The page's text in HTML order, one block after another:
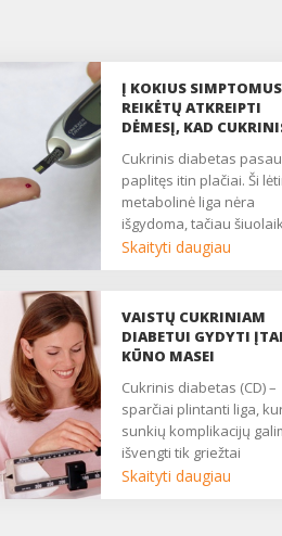
Į KOKIUS SIMPTOMUS
REIKĖTŲ ATKREIPTI
DĖMESĮ, KAD
DIAGNOZUOJAMAS
LAIKU?
Cukrinis diabetas pasaulyje
paplitęs itin plačiai. Ši
metabolinė liga nėra
išgydoma, tačiau
medicina padeda visiškai
Lietuvoje pirmo tipo
diabetu sergančių
nėra tiek daug
tūkstančiai), tai antro tipo
cukriniu diabetu
sergančiųjų yra kur kas
daugiau ir šis skaičius
sparčiai didėja. Ką reikėtų
Skaityti daugiau
VAISTŲ CUKRINIAM
DIABETUI GYDYTI
KŪNO MASEI
Cukrinis diabetas (CD) –
sparčiai plintanti liga,
sunkių komplikacijų
išvengti tik griežtai
kontroliuojant glikemiją.
Skaityti daugiau